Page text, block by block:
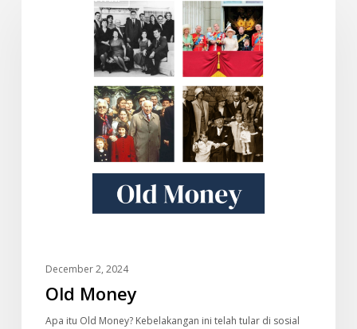
December 2, 2024
Old Money
Apa itu Old Money? Kebelakangan ini telah tular di sosial